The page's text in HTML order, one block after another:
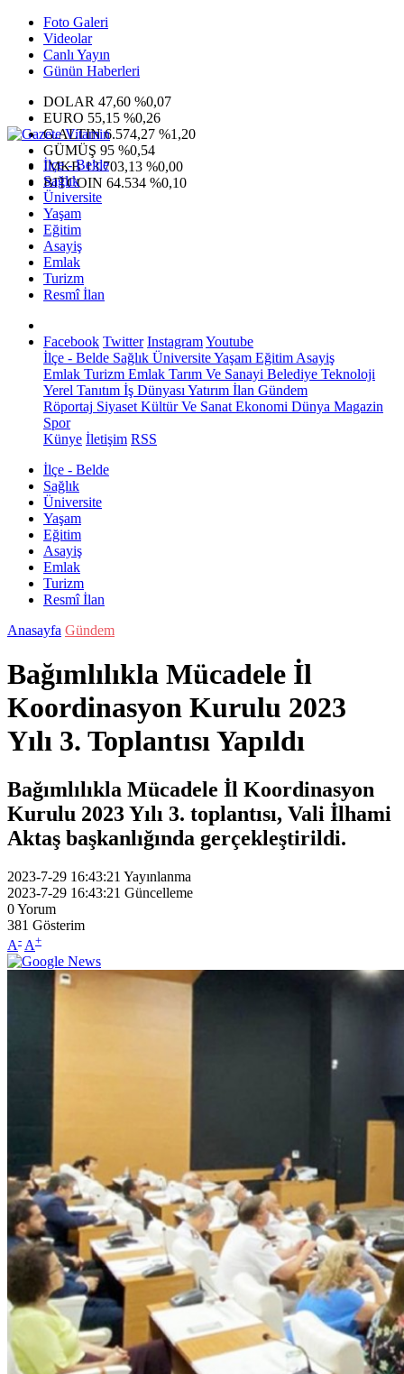
Foto Galeri
Videolar
Canlı Yayın
Günün Haberleri
DOLAR 47,60 %0,07
EURO 55,15 %0,26
G.ALTIN6.574,27 %1,20
GÜMÜŞ 95 %0,54
IMKB13.703,13 %0,00
BITCOIN 64.534 %0,10
İlçe - Belde
Sağlık
Üniversite
Yaşam
Eğitim
Asayiş
Emlak
Turizm
Resmî İlan
Facebook Twitter InstagramYoutube
İlçe - Belde Sağlık ÜniversiteYaşam Eğitim Asayiş
Emlak Turizm Emlak Tarım Ve Sanayi Belediye Teknoloji
Yerel Tanıtım İş Dünyası Yatırım İlan Gündem
Röportaj Siyaset Kültür Ve Sanat Ekonomi Dünya Magazin
Spor
Künye İletişim RSS
İlçe - Belde
Sağlık
Üniversite
Yaşam
Eğitim
Asayiş
Emlak
Turizm
Resmî İlan
Anasayfa Gündem
Bağımlılıkla Mücadele İl
Koordinasyon Kurulu 2023
Yılı 3. Toplantısı Yapıldı
Bağımlılıkla Mücadele İl Koordinasyon
Kurulu 2023 Yılı 3. toplantısı, Vali İlhami
Aktaş başkanlığında gerçekleştirildi.
2023-7-29 16:43:21 Yayınlanma
2023-7-29 16:43:21 Güncelleme
0Yorum
381 Gösterim
A- A+